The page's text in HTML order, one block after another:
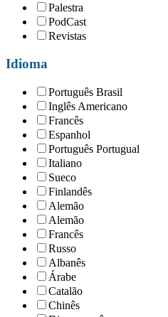
Palestra
PodCast
Revistas
Idioma
Português Brasil
Inglês Americano
Francês
Espanhol
Português Portugual
Italiano
Sueco
Finlandês
Alemão
Alemão
Francês
Russo
Albanês
Árabe
Catalão
Chinês